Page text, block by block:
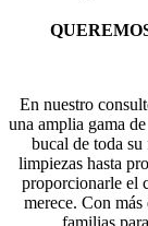
En nuestro
una amplia gama
bucal de toda
limpiezas hasta
proporcionarle el
merece. Con